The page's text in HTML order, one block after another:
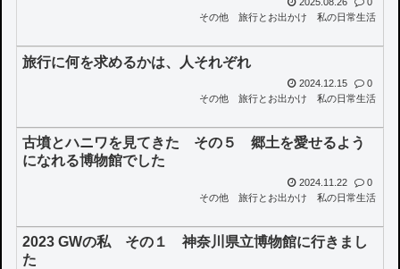
その他
旅行とお出かけ 私の日常生活
旅行に何を求めるかは、人それぞれ
2024.12.15
0
その他
旅行とお出かけ 私の日常生活
古墳とハニワを見てきた その５ 郷土を愛せるよう
になれる博物館でした
2024.11.22
0
その他
旅行とお出かけ 私の日常生活
2023 GWの私 その１ 神奈川県立博物館に行きまし
た